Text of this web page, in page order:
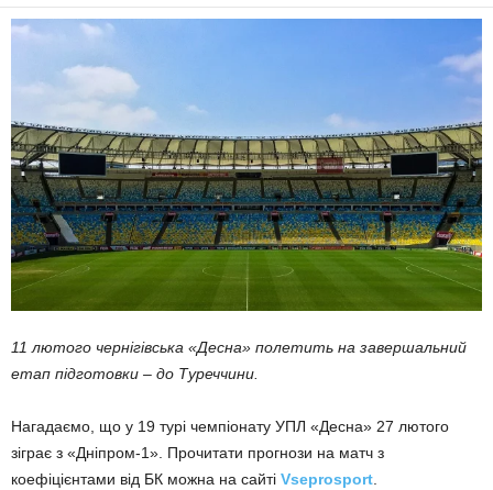
11 лютого чернігівська «Десна» полетить на завершальний
етап підготовки – до Туреччини.
Нагадаємо, що у 19 турі чемпіонату УПЛ «Десна» 27 лютого
зіграє з «Дніпром-1». Прочитати прогнози на матч з
коефіцієнтами від БК можна на сайті Vseprosport